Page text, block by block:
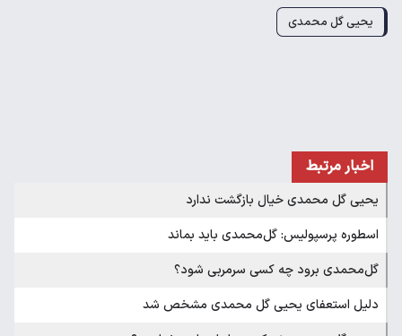
یحیی گل محمدی
اخبار مرتبط
یحیی گل محمدی خیال بازگشت ندارد
اسطوره پرسپولیس: گل‌محمدی باید بماند
گل‌محمدی برود چه کسی سرمربی شود؟
دلیل استعفای یحیی گل محمدی مشخص شد